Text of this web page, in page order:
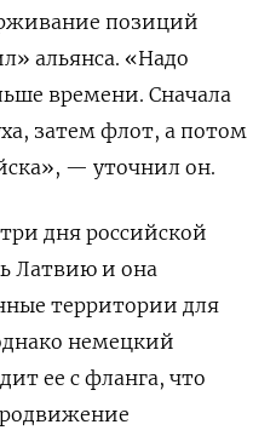
позиций
альянса. «Надо
времени. Сначала
затем флот, а потом
— уточнил он.
дня российской
Латвию и она
территории для
немецкий
ее с фланга, что